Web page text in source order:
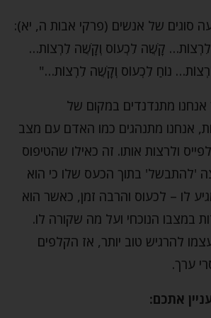
סוגים של אנשים (פרקי אבות ה, יא):
לִרְצוֹת… קָשֶׁה לִכְעוֹס וְקָשֶׁה לִרְצוֹת…
נוֹחַ לִכְעוֹס וְקָשֶׁה לִרְצוֹת…"
מתנדנדים במקום של
אנחנו מתנהגים כמו האדם עם מצב
ולרצות אותו. זה כאילו שהטיפוס
'להתבשל' בתוך הכעס שלו כי הוא
לו – לכעוס והרבה זמן, כאשר הוא
במצבו הנוכחי ועל מה שקורה לו.
להרגיש טוב יותר, אז הקלפים
ערך.
אתכם: